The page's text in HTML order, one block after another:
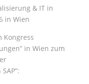
& IT in
in Wien
Kongress
in Wien zum